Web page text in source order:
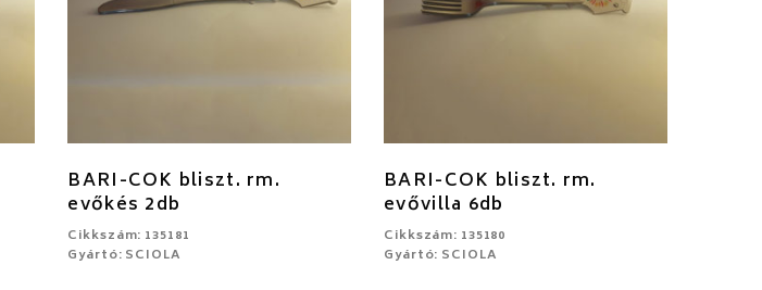
BARI-COK bliszt. rm.
evőkés 2db
Cikkszám: 135181
Gyártó: SCIOLA
BARI-COK bliszt. rm.
evővilla 6db
Cikkszám: 135180
Gyártó: SCIOLA